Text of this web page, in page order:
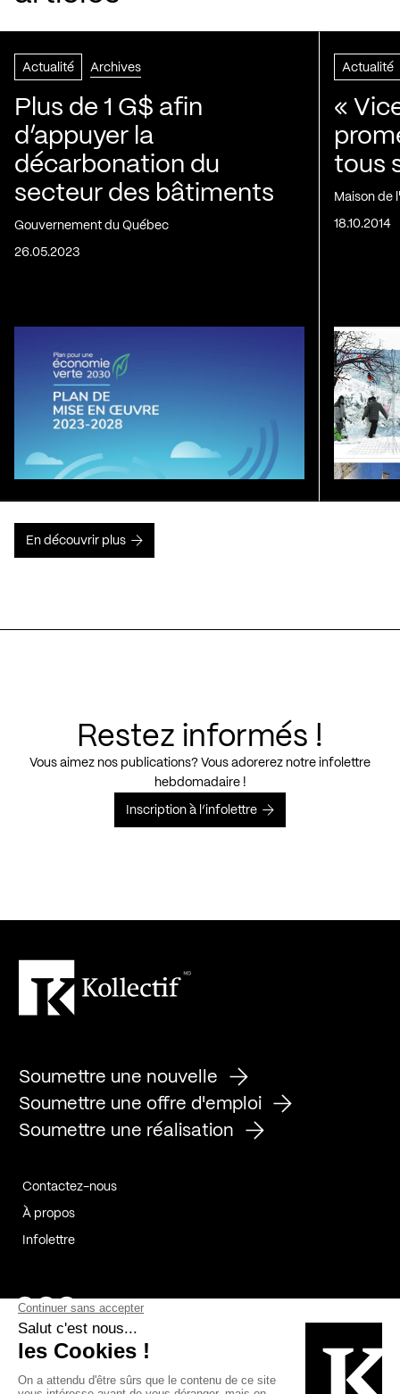
Actualité Archives
Plus de 1 G$ afin
d’appuyer la
décarbonation du
secteur des bâtiments
Gouvernement du Québec
26.05.2023
Actualité
«
tous
Maison de
18.10.2014
En découvrir plus
Restez informés !
Vous aimez nos publications? Vous adorerez notre infolettre
hebdomadaire !
Inscription à l’infolettre
Soumettre une nouvelle
Soumettre une offre d'emploi
Soumettre une réalisation
Contactez-nous
À propos
Infolettre
Page Facebook de Kollectif
Page Instagram de Kollectif
Page Linkedin de Kollectif